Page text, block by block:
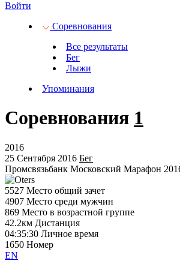
Войти
Соревнования
Все результаты
Бег
Лыжи
Упоминания
Соревнования 1
2016
25 Сентября 2016 Бег
Промсвязьбанк Московский Марафон
5527 Место общий зачет
4907 Место среди мужчин
869 Место в возрастной группе
42.2км Дистанция
04:35:30 Личное время
1650 Номер
EN